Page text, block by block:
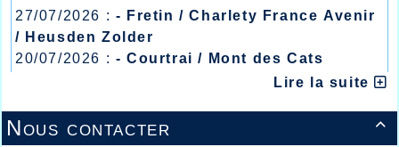
27/07/2026 : - Fretin / Charlety France Avenir
/ Heusden Zolder
20/07/2026 : - Courtrai / Mont des Cats
- Lyon / Meeting Abeilles /Lire la suite

Nous contacter